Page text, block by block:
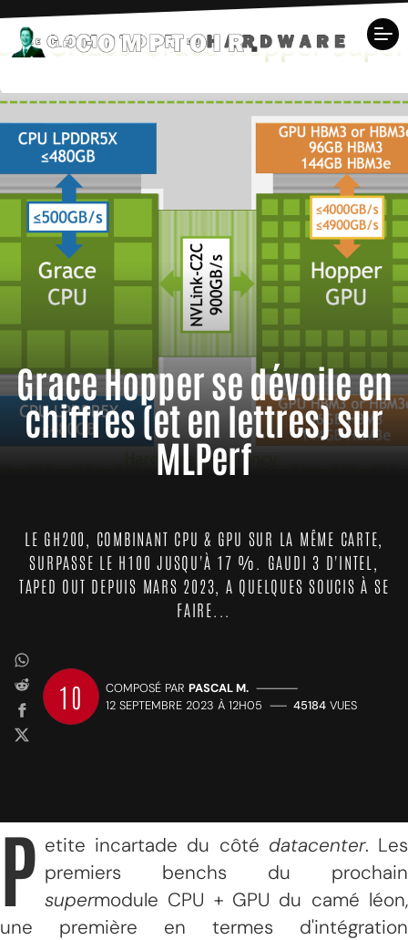
Grace Hopper se dévoile en
chiffres (et en lettres) sur
MLPerf
LE GH200, COMBINANT CPU & GPU SUR LA MÊME CARTE,
SURPASSE LE H100 JUSQU'À 17 %. GAUDI 3 D'INTEL,
TAPED OUT DEPUIS MARS 2023, A QUELQUES SOUCIS À SE
FAIRE...
10 COMPOSÉ PAR PASCAL M. —————
12 SEPTEMBRE 2023 À 12H05 —— 45184 VUES
P etite incartade du côté datacenter. Les
premiers benchs du prochain
supermodule CPU + GPU du camé léon,
une première en termes d'intégration